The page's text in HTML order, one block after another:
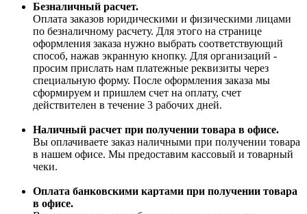
Безналичный расчет.
Оплата заказов юридическими и физическими лицами
по безналичному расчету. Для этого на странице
оформления заказа нужно выбрать соответствующий
способ, нажав экранную кнопку. Для организаций -
просим прислать нам платежные реквизиты через
специальную форму. После оформления заказа мы
сформируем и пришлем счет на оплату, счет
действителен в течение 3 рабочих дней.
Наличный расчет при получении товара в офисе.
Вы оплачиваете заказ наличными при получении товара
в нашем офисе. Мы предоставим кассовый и товарный
чеки.
Оплата банковскими картами при получении товара
в офисе.